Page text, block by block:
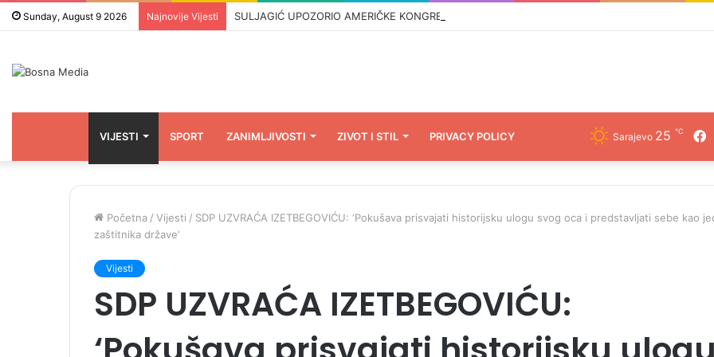
Sunday, August 9 2026 Najnovije Vijesti
VIJESTI SPORT ZANIMLJIVOSTI ZIVOT I STIL PRIVACY POLICY Sarajevo 25 ℃
Početna / Vijesti / SDP UZVRAĆA IZETBEGOVIĆU: ‘Pokušava prisvajati historijsku ulogu svog oca i predstavljati sebe kao
zaštitnika države’
Vijesti
SDP UZVRAĆA IZETBEGOVIĆU: